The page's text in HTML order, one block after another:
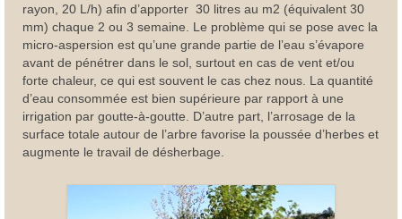
rayon, 20 L/h) afin d’apporter 30 litres au m2 (équivalent 30
mm) chaque 2 ou 3 semaine. Le problème qui se pose avec la
micro-aspersion est qu’une grande partie de l’eau s’évapore
avant de pénétrer dans le sol, surtout en cas de vent et/ou
forte chaleur, ce qui est souvent le cas chez nous. La quantité
d’eau consommée est bien supérieure par rapport à une
irrigation par goutte-à-goutte. D’autre part, l’arrosage de la
surface totale autour de l’arbre favorise la poussée d’herbes et
augmente le travail de désherbage.